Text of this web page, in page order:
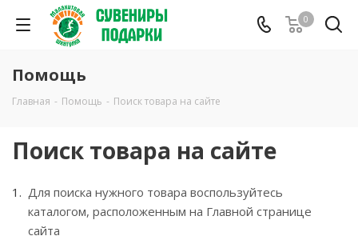
0
Помощь
Главная - Помощь - Поиск товара на сайте
Поиск товара на сайте
Для поиска нужного товара воспользуйтесь
каталогом, расположенным на Главной странице
сайта